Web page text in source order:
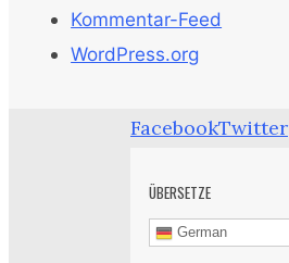
Kommentar-Feed
WordPress.org
FacebookTwitter
ÜBERSETZE
German